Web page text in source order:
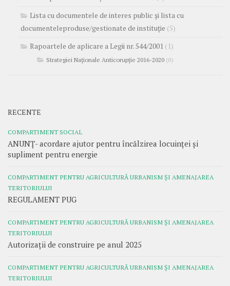
Lista cu documentele de interes public și lista cu
documenteleproduse/gestionate de instituție (5)
Rapoartele de aplicare a Legii nr. 544/2001 (1)
Strategiei Naționale Anticorupție 2016-2020 (0)
RECENTE
COMPARTIMENT SOCIAL
ANUNȚ- acordare ajutor pentru încălzirea locuinței și
supliment pentru energie
COMPARTIMENT PENTRU AGRICULTURĂ URBANISM ȘI AMENAJAREA
TERITORIULUI
REGULAMENT PUG
COMPARTIMENT PENTRU AGRICULTURĂ URBANISM ȘI AMENAJAREA
TERITORIULUI
Autorizații de construire pe anul 2025
COMPARTIMENT PENTRU AGRICULTURĂ URBANISM ȘI AMENAJAREA
TERITORIULUI